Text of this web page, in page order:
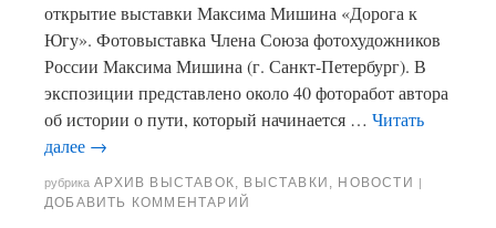
открытие выставки Максима Мишина «Дорога к
Югу». Фотовыставка Члена Союза фотохудожников
России Максима Мишина (г. Санкт-Петербург). В
экспозиции представлено около 40 фоторабот автора
об истории о пути, который начинается … Читать
далее →
рубрика АРХИВ ВЫСТАВОК, ВЫСТАВКИ , НОВОСТИ |
ДОБАВИТЬ КОММЕНТАРИЙ